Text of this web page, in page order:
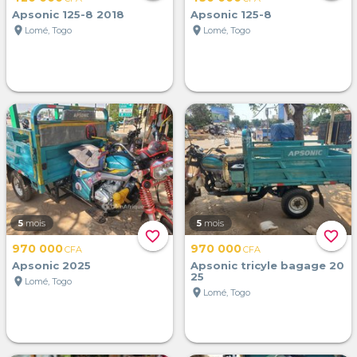
Apsonic 125-8 2018
location_on Lomé, Togo
Apsonic 125-8
location_on Lomé, Togo
favorite_border
5 mois
970 000CFA
Apsonic 2025
location_on Lomé, Togo
favorite_border
5 mois
970 000CFA
Apsonic tricyle bagage 20
25
location_on Lomé, Togo